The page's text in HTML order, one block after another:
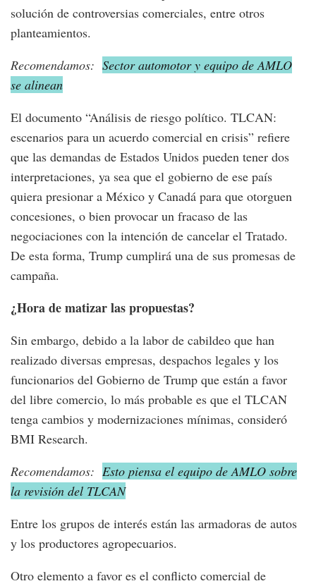
solución de controversias comerciales, entre otros
planteamientos.
Recomendamos: Sector automotor y equipo de AMLO
se alinean
El documento “Análisis de riesgo político. TLCAN:
escenarios para un acuerdo comercial en crisis” refiere
que las demandas de Estados Unidos pueden tener dos
interpretaciones, ya sea que el gobierno de ese país
quiera presionar a México y Canadá para que otorguen
concesiones, o bien provocar un fracaso de las
negociaciones con la intención de cancelar el Tratado.
De esta forma, Trump cumplirá una de sus promesas de
campaña.
¿Hora de matizar las propuestas?
Sin embargo, debido a la labor de cabildeo que han
realizado diversas empresas, despachos legales y los
funcionarios del Gobierno de Trump que están a favor
del libre comercio, lo más probable es que el TLCAN
tenga cambios y modernizaciones mínimas, consideró
BMI Research.
Recomendamos: Esto piensa el equipo de AMLO sobre
la revisión del TLCAN
Entre los grupos de interés están las armadoras de autos
y los productores agropecuarios.
Otro elemento a favor es el conflicto comercial de